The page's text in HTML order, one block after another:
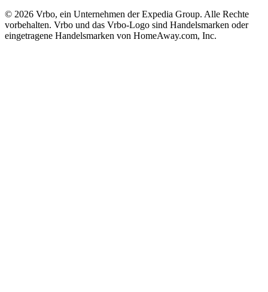
© 2026 Vrbo, ein Unternehmen der Expedia Group. Alle Rechte
vorbehalten. Vrbo und das Vrbo-Logo sind Handelsmarken oder
eingetragene Handelsmarken von HomeAway.com, Inc.